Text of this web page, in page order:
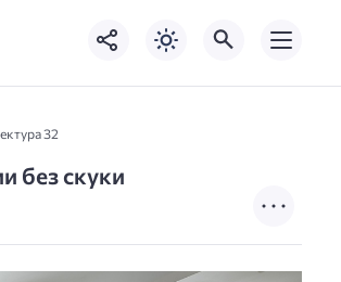
32
без скуки